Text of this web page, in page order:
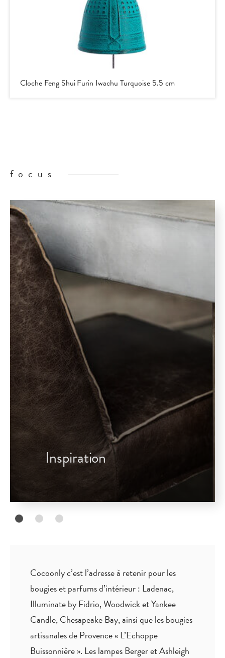
Cloche Feng Shui Furin Iwachu Turquoise 5.5 cm
focus
Inspiration
Cocoonly c’est l’adresse à retenir pour les
bougies et parfums d’intérieur : Ladenac,
Illuminate by Fidrio, Woodwick et Yankee
Candle, Chesapeake Bay, ainsi que les bougies
artisanales de Provence « L’Echoppe
Buissonnière ». Les lampes Berger et Ashleigh